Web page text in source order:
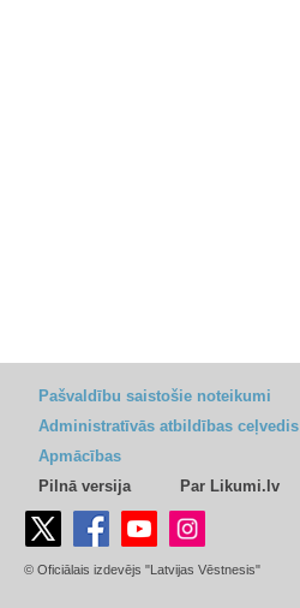
Pašvaldību saistošie noteikumi
Administratīvās atbildības ceļvedis
Apmācības
Pilnā versija
Par Likumi.lv
© Oficiālais izdevējs "Latvijas Vēstnesis"